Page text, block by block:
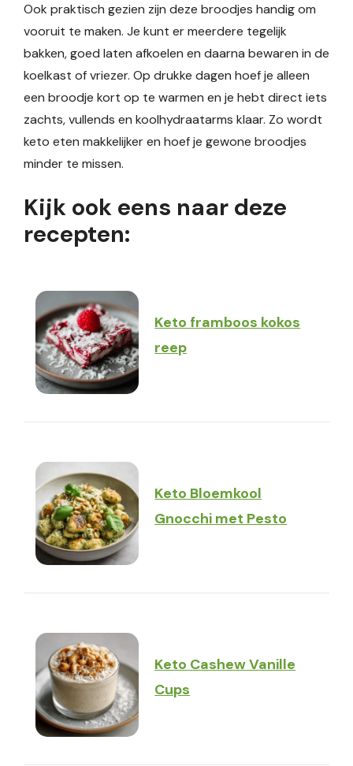
Ook praktisch gezien zijn deze broodjes handig om
vooruit te maken. Je kunt er meerdere tegelijk
bakken, goed laten afkoelen en daarna bewaren in de
koelkast of vriezer. Op drukke dagen hoef je alleen
een broodje kort op te warmen en je hebt direct iets
zachts, vullends en koolhydraatarms klaar. Zo wordt
keto eten makkelijker en hoef je gewone broodjes
minder te missen.
Kijk ook eens naar deze
recepten:
Keto framboos kokos
reep
Keto Bloemkool
Gnocchi met Pesto
Keto Cashew Vanille
Cups